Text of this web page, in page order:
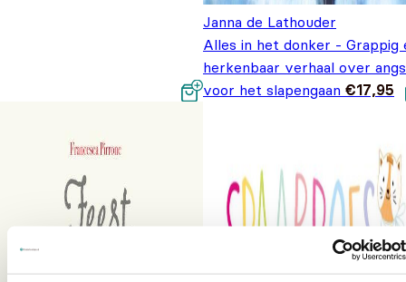
Janna de Lathouder
Alles in het donker - Grappig
herkenbaar verhaal over
voor het slapengaan €17,95